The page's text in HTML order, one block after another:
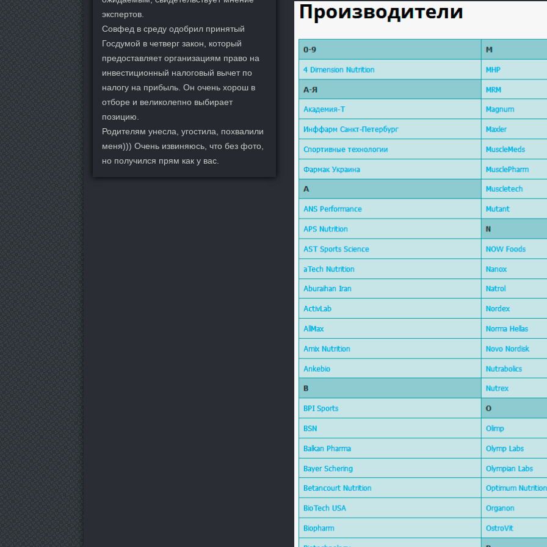
экспертов.
Совфед в среду одобрил принятый
Госдумой в четверг закон, который
предоставляет организациям право на
инвестиционный налоговый вычет по
налогу на прибыль. Он очень хорош в
отборе и великолепно выбирает
позицию.
Родителям унесла, угостила, похвалили
меня))) Очень извиняюсь, что без фото,
но получился прям как у вас.